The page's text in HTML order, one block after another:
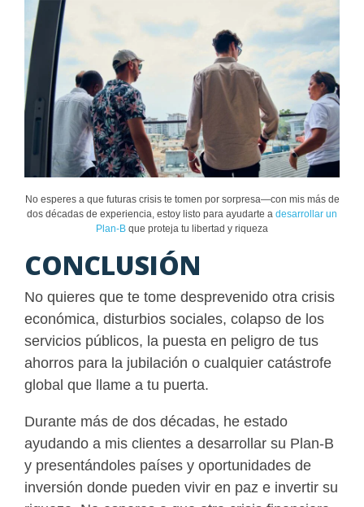
No esperes a que futuras crisis te tomen por sorpresa—con mis más de
dos décadas de experiencia, estoy listo para ayudarte a desarrollar un
Plan-B que proteja tu libertad y riqueza
CONCLUSIÓN
No quieres que te tome desprevenido otra crisis
económica, disturbios sociales, colapso de los
servicios públicos, la puesta en peligro de tus
ahorros para la jubilación o cualquier catástrofe
global que llame a tu puerta.
Durante más de dos décadas, he estado
ayudando a mis clientes a desarrollar su Plan-B
y presentándoles países y oportunidades de
inversión donde pueden vivir en paz e invertir su